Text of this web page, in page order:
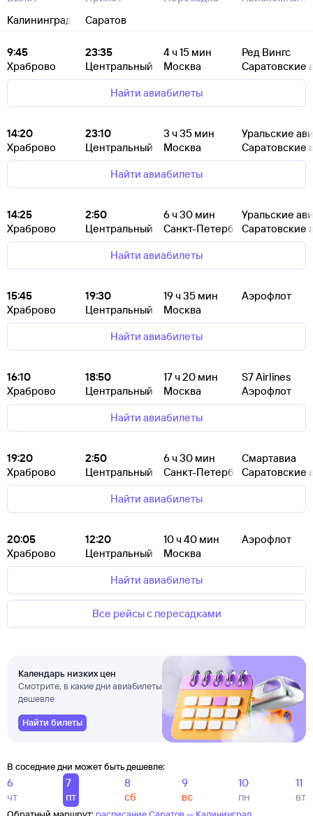
Калининград
Саратов
9:45
Храброво
23:35
Центральный
4ч 15 мин
Москва
Ред Вингс
Саратовские
Найти авиабилеты
14:20
Храброво
23:10
Центральный
3 ч 35 мин
Москва
Уральские
Саратовские
Найти авиабилеты
14:25
Храброво
2:50
Центральный
6ч 30 мин
Санкт-Петербург
Уральские
Саратовские
Найти авиабилеты
15:45
Храброво
19:30
Центральный
19ч 35 мин
Москва
Аэрофлот
Найти авиабилеты
16:10
Храброво
18:50
Центральный
17ч 20 мин
Москва
S7 Airlines
Аэрофлот
Найти авиабилеты
19:20
Храброво
2:50
Центральный
6ч 30 мин
Санкт-Петербург
Смартавиа
Саратовские
Найти авиабилеты
20:05
Храброво
12:20
Центральный
10ч 40 мин
Москва
Аэрофлот
Найти авиабилеты
Все рейсы с пересадками
Календарь низких цен
Смотрите, в какие дни авиабилеты
дешевле
Найти билеты
В соседние дни может быть дешевле:
6
чт
7
пт
8
сб
9
вс
10
пн
11
вт